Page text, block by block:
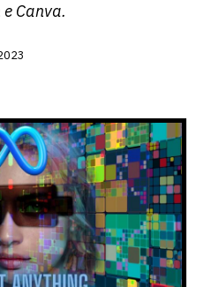
e Canva.